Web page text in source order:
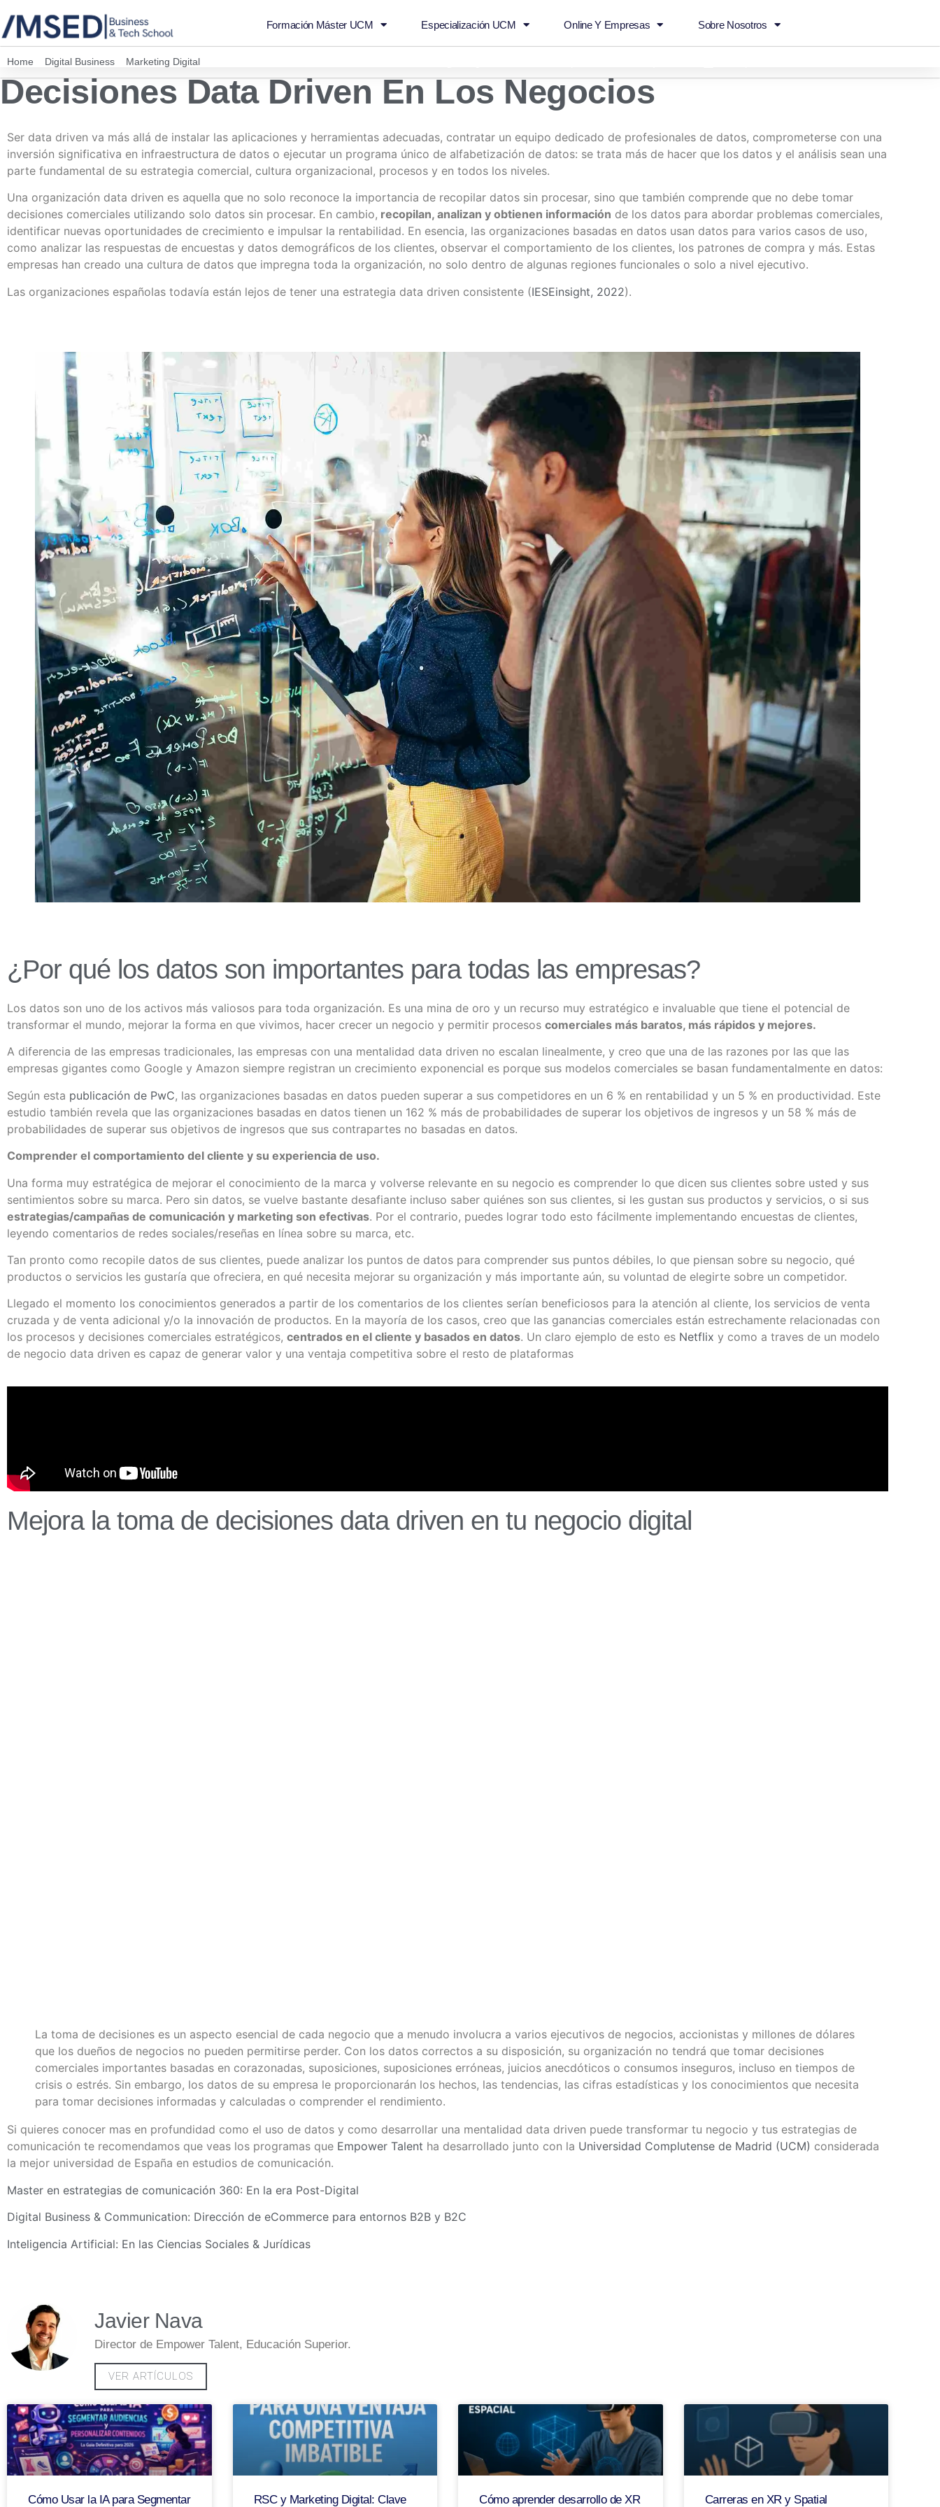
Formación Máster UCM Especialización UCM Online Y Empresas Sobre Nosotros
Home Digital Business Marketing Digital
Decisiones Data Driven En Los Negocios
Ser data driven va más allá de instalar las aplicaciones y herramientas adecuadas, contratar un equipo dedicado de profesionales de datos, comprometerse con una
inversión significativa en infraestructura de datos o ejecutar un programa único de alfabetización de datos: se trata más de hacer que los datos y el análisis sean una
parte fundamental de su estrategia comercial, cultura organizacional, procesos y en todos los niveles.
Una organización data driven es aquella que no solo reconoce la importancia de recopilar datos sin procesar, sino que también comprende que no debe tomar
decisiones comerciales utilizando solo datos sin procesar. En cambio, recopilan, analizan y obtienen información de los datos para abordar problemas comerciales,
identificar nuevas oportunidades de crecimiento e impulsar la rentabilidad. En esencia, las organizaciones basadas en datos usan datos para varios casos de uso,
como analizar las respuestas de encuestas y datos demográficos de los clientes, observar el comportamiento de los clientes, los patrones de compra y más. Estas
empresas han creado una cultura de datos que impregna toda la organización, no solo dentro de algunas regiones funcionales o solo a nivel ejecutivo.
Las organizaciones españolas todavía están lejos de tener una estrategia data driven consistente (IESEinsight, 2022).
¿Por qué los datos son importantes para todas las empresas?
Los datos son uno de los activos más valiosos para toda organización. Es una mina de oro y un recurso muy estratégico e invaluable que tiene el potencial de
transformar el mundo, mejorar la forma en que vivimos, hacer crecer un negocio y permitir procesos comerciales más baratos, más rápidos y mejores.
A diferencia de las empresas tradicionales, las empresas con una mentalidad data driven no escalan linealmente, y creo que una de las razones por las que las
empresas gigantes como Google y Amazon siempre registran un crecimiento exponencial es porque sus modelos comerciales se basan fundamentalmente en datos:
Según esta publicación de PwC, las organizaciones basadas en datos pueden superar a sus competidores en un 6 % en rentabilidad y un 5 % en productividad. Este
estudio también revela que las organizaciones basadas en datos tienen un 162 % más de probabilidades de superar los objetivos de ingresos y un 58 % más de
probabilidades de superar sus objetivos de ingresos que sus contrapartes no basadas en datos.
Comprender el comportamiento del cliente y su experiencia de uso.
Una forma muy estratégica de mejorar el conocimiento de la marca y volverse relevante en su negocio es comprender lo que dicen sus clientes sobre usted y sus
sentimientos sobre su marca. Pero sin datos, se vuelve bastante desafiante incluso saber quiénes son sus clientes, si les gustan sus productos y servicios, o si sus
estrategias/campañas de comunicación y marketing son efectivas. Por el contrario, puedes lograr todo esto fácilmente implementando encuestas de clientes,
leyendo comentarios de redes sociales/reseñas en línea sobre su marca, etc.
Tan pronto como recopile datos de sus clientes, puede analizar los puntos de datos para comprender sus puntos débiles, lo que piensan sobre su negocio, qué
productos o servicios les gustaría que ofreciera, en qué necesita mejorar su organización y más importante aún, su voluntad de elegirte sobre un competidor.
Llegado el momento los conocimientos generados a partir de los comentarios de los clientes serían beneficiosos para la atención al cliente, los servicios de venta
cruzada y de venta adicional y/o la innovación de productos. En la mayoría de los casos, creo que las ganancias comerciales están estrechamente relacionadas con
los procesos y decisiones comerciales estratégicos, centrados en el cliente y basados ​​en datos. Un claro ejemplo de esto es Netflix y como a traves de un modelo
de negocio data driven es capaz de generar valor y una ventaja competitiva sobre el resto de plataformas
Mejora la toma de decisiones data driven en tu negocio digital
La toma de decisiones es un aspecto esencial de cada negocio que a menudo involucra a varios ejecutivos de negocios, accionistas y millones de dólares
que los dueños de negocios no pueden permitirse perder. Con los datos correctos a su disposición, su organización no tendrá que tomar decisiones
comerciales importantes basadas en corazonadas, suposiciones, suposiciones erróneas, juicios anecdóticos o consumos inseguros, incluso en tiempos de
crisis o estrés. Sin embargo, los datos de su empresa le proporcionarán los hechos, las tendencias, las cifras estadísticas y los conocimientos que necesita
para tomar decisiones informadas y calculadas o comprender el rendimiento.
Si quieres conocer mas en profundidad como el uso de datos y como desarrollar una mentalidad data driven puede transformar tu negocio y tus estrategias de
comunicación te recomendamos que veas los programas que Empower Talent ha desarrollado junto con la Universidad Complutense de Madrid (UCM) considerada
la mejor universidad de España en estudios de comunicación.
Master en estrategias de comunicación 360: En la era Post-Digital
Digital Business & Communication: Dirección de eCommerce para entornos B2B y B2C
Inteligencia Artificial: En las Ciencias Sociales & Jurídicas
Javier Nava
Director de Empower Talent, Educación Superior.
VER ARTÍCULOS
Cómo Usar la IA para Segmentar RSC y Marketing Digital: Clave Cómo aprender desarrollo de XR Carreras en XR y Spatial